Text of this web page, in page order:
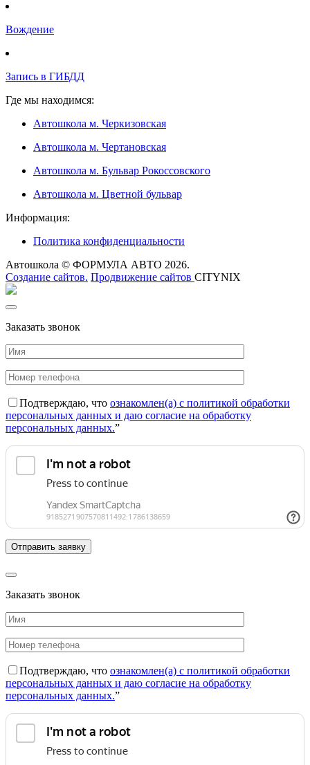
Вождение
Запись в ГИБДД
Где мы находимся:
Автошкола м. Черкизовская
Автошкола м. Чертановская
Автошкола м. Бульвар Рокоссовского
Автошкола м. Цветной бульвар
Информация:
Политика конфиденциальности
Автошкола © ФОРМУЛА АВТО 2026.
Создание сайтов. Продвижение сайтов CITYNIX
Заказать звонок
Подтверждаю, что ознакомлен(а) с политикой обработки
персональных данных и даю согласие на обработку
персональных данных.”
Заказать звонок
Подтверждаю, что ознакомлен(а) с политикой обработки
персональных данных и даю согласие на обработку
персональных данных.”